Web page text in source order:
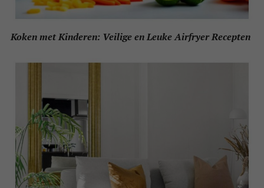
Koken met Kinderen: Veilige en Leuke Airfryer Recepten